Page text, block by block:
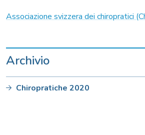
Associazione svizzera dei chiropratici
Archivio
Chiropratiche 2020